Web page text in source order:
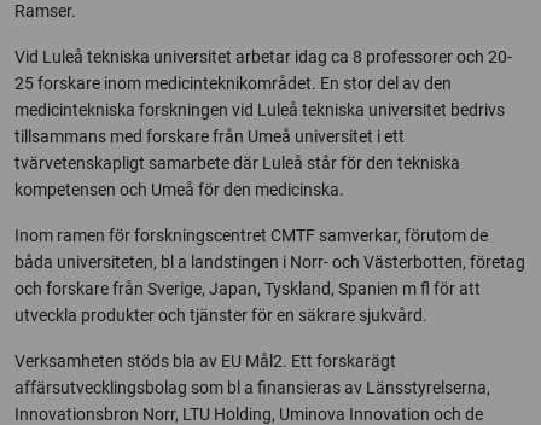
Ramser.
Vid Luleå tekniska universitet arbetar idag ca 8 professorer och 20-
25 forskare inom medicinteknikområdet. En stor del av den
medicintekniska forskningen vid Luleå tekniska universitet bedrivs
tillsammans med forskare från Umeå universitet i ett
tvärvetenskapligt samarbete där Luleå står för den tekniska
kompetensen och Umeå för den medicinska.
Inom ramen för forskningscentret CMTF samverkar, förutom de
båda universiteten, bl a landstingen i Norr- och Västerbotten, företag
och forskare från Sverige, Japan, Tyskland, Spanien m fl för att
utveckla produkter och tjänster för en säkrare sjukvård.
Verksamheten stöds bla av EU Mål2. Ett forskarägt
affärsutvecklingsbolag som bl a finansieras av Länsstyrelserna,
Innovationsbron Norr, LTU Holding, Uminova Innovation och de